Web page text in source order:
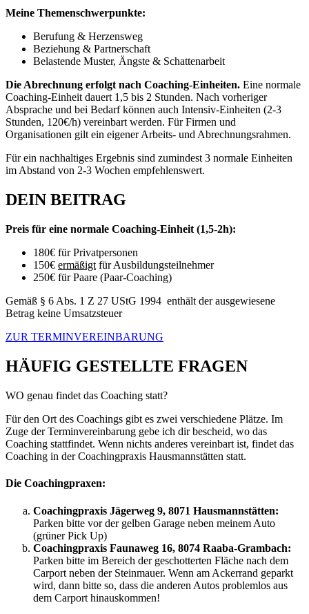
Meine Themenschwerpunkte:
Berufung & Herzensweg
Beziehung & Partnerschaft
Belastende Muster, Ängste & Schattenarbeit
Die Abrechnung erfolgt nach Coaching-Einheiten. Eine normale
Coaching-Einheit dauert 1,5 bis 2 Stunden. Nach vorheriger
Absprache und bei Bedarf können auch Intensiv-Einheiten (2-3
Stunden, 120€/h) vereinbart werden. Für Firmen und
Organisationen gilt ein eigener Arbeits- und Abrechnungsrahmen.
Für ein nachhaltiges Ergebnis sind zumindest 3 normale Einheiten
im Abstand von 2-3 Wochen empfehlenswert.
DEIN BEITRAG
Preis für eine normale Coaching-Einheit (1,5-2h):
180€ für Privatpersonen
150€ ermäßigt für Ausbildungsteilnehmer
250€ für Paare (Paar-Coaching)
Gemäß § 6 Abs. 1 Z 27 UStG 1994 enthält der ausgewiesene
Betrag keine Umsatzsteuer
ZUR TERMINVEREINBARUNG
HÄUFIG GESTELLTE FRAGEN
WO genau findet das Coaching statt?
Für den Ort des Coachings gibt es zwei verschiedene Plätze. Im
Zuge der Terminvereinbarung gebe ich dir bescheid, wo das
Coaching stattfindet. Wenn nichts anderes vereinbart ist, findet das
Coaching in der Coachingpraxis Hausmannstätten statt.
Die Coachingpraxen:
Coachingpraxis Jägerweg 9, 8071 Hausmannstätten:
Parken bitte vor der gelben Garage neben meinem Auto
(grüner Pick Up)
Coachingpraxis Faunaweg 16, 8074 Raaba-Grambach:
Parken bitte im Bereich der geschotterten Fläche nach dem
Carport neben der Steinmauer. Wenn am Ackerrand geparkt
wird, dann bitte so, dass die anderen Autos problemlos aus
dem Carport hinauskommen!